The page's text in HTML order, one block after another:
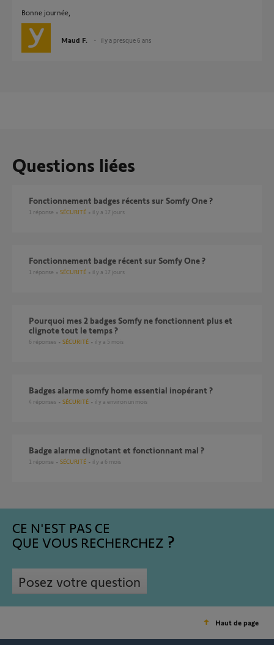
Bonne journée,
Maud F. il y a presque 6 ans
Questions liées
Fonctionnement badges récents sur Somfy One ?
1 réponse SÉCURITÉ il y a 17 jours
Fonctionnement badge récent sur Somfy One ?
1 réponse SÉCURITÉ il y a 17 jours
Pourquoi mes 2 badges Somfy ne fonctionnent plus et
clignote tout le temps ?
6 réponses SÉCURITÉ il y a 5 mois
Badges alarme somfy home essential inopérant ?
4 réponses SÉCURITÉ il y a environ un mois
Badge alarme clignotant et fonctionnant mal ?
1 réponse SÉCURITÉ il y a 6 mois
CE N'EST PAS CE
QUE VOUS RECHERCHEZ
Posez votre question
Haut de page